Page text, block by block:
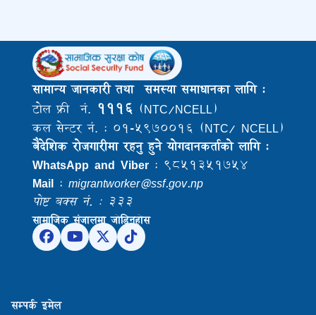
सामान्य जानकारी तथा समस्या समाधानका लागि :
टोल फ्री नं. १११६ (NTC/NCELL)
कल सेन्टर नं. : ०१-५९७००१६ (NTC/ NCELL)
बैदेशिक राेजगारीमा रहनु हुने याेगदानकर्ताकाे लागि :
WhatsApp and Viber : ९८५१३५१७५४
Mail : migrantworker@ssf.gov.np
पोष्ट बक्स नं. : ३३३
सामाजिक संजालमा जोडिनुहोस
सम्पर्क इमेल